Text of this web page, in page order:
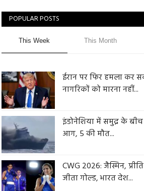
POPULAR POSTS
This Week This Month
ईरान पर फिर हमला कर
नागरिकों को मारना नहीं...
इंडोनेशिया में समुद्र के
आग, 5 की मौत...
CWG 2026: जैस्मिन,
जीता गोल्ड, भारत देश...